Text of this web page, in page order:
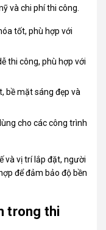
và chi phí thi công.
tốt, phù hợp với
thi công, phù hợp với
bề mặt sáng đẹp và
cho các công trình
và vị trí lắp đặt, người
để đảm bảo độ bền
trong thi